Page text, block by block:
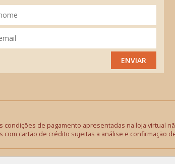
ENVIAR
condições de pagamento apresentadas na loja virtual
com cartão de crédito sujeitas a análise e confirmação